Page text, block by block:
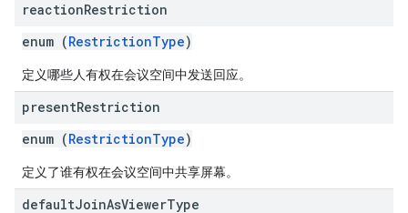
reactionRestriction
enum (RestrictionType)
定义哪些人有权在会议空间中发送回应。
presentRestriction
enum (RestrictionType)
定义了谁有权在会议空间中共享屏幕。
defaultJoinAsViewerType